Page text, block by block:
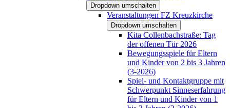
Dropdown umschalten
Veranstaltungen FZ Kreuzkirche
Dropdown umschalten
Kita Collenbachstraße: Tag
der offenen Tür 2026
Bewegungsspiele für Eltern
und Kinder von 2 bis 3 Jahren
(3-2026)
Spiel- und Kontaktgruppe mit
Schwerpunkt Sinneserfahrung
für Eltern und Kinder von 1